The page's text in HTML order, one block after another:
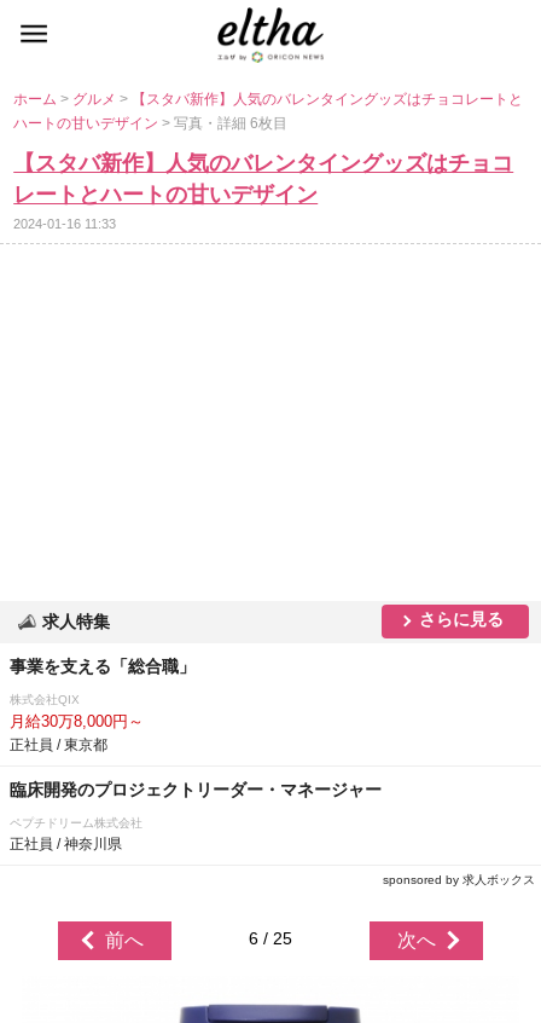
ホーム> グルメ>
【スタバ新作】人気のバレンタイングッズはチョコレートと
ハートの甘いデザイン> 写真・詳細 6枚目
【スタバ新作】人気のバレンタイングッズはチョコ
レートとハートの甘いデザイン
2024-01-16 11:33
求人特集 さらに見る
事業を支える「総合職」
株式会社QIX
月給30万8,000円～
正社員 / 東京都
臨床開発のプロジェクトリーダー・マネージャー
ペプチドリーム株式会社
正社員 / 神奈川県
sponsored by 求人ボックス
前へ 6 / 25 次へ